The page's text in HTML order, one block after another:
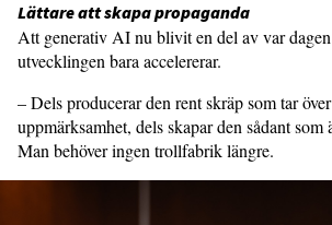
Lättare att skapa propaganda
Att generativ AI nu blivit en del av var
utvecklingen bara accelererar.
– Dels producerar den rent skräp som tar
uppmärksamhet, dels skapar den sådant som
Man behöver ingen trollfabrik längre.